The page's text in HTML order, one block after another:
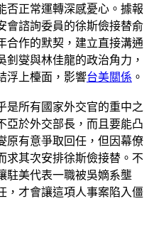
否正常運轉深感憂心。據報
會諮詢委員的徐斯儉接替俞
合作的默契，建立直接溝通
燮與林佳龍的政治角力，
浮上檯面，影響台美關係 。
是所有國家外交官的重中之
亞於外交部長，而且要能凸
原有意爭取回任，但因幕僚
求其次安排徐斯儉接替。不
駐美代表一職被吳嫡系壟
，才會讓這項人事案陷入僵